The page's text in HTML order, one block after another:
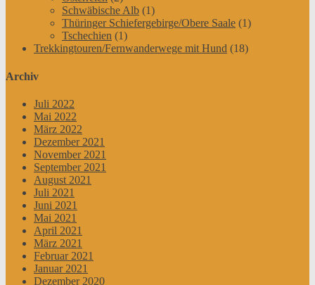
Schwäbische Alb (1)
Thüringer Schiefergebirge/Obere Saale (1)
Tschechien (1)
Trekkingtouren/Fernwanderwege mit Hund (18)
Archiv
Juli 2022
Mai 2022
März 2022
Dezember 2021
November 2021
September 2021
August 2021
Juli 2021
Juni 2021
Mai 2021
April 2021
März 2021
Februar 2021
Januar 2021
Dezember 2020